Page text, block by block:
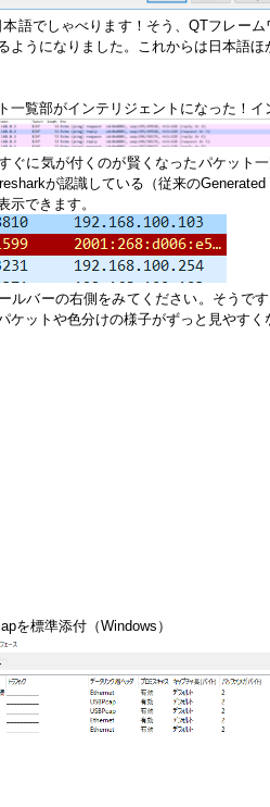
本語でしゃべります！そう、QTフレー
ようになりました。これからは日本語
一覧部がインテリジェントになった！
ぐに気が付くのが賢くなったパケット
が認識している（従来の
示できます。
ルバーの右側をみてください。そうで
ケットや色分けの様子がずっと見やすく
を標準添付（Windows）